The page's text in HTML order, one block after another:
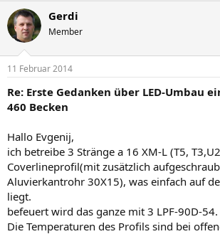
Gerdi
Member
11 Februar 2014
Re: Erste Gedanken über LED-Umbau
460 Becken
Hallo Evgenij,
ich betreibe 3 Stränge a 16 XM-L (T5,
Coverlineprofil(mit zusätzlich
Aluvierkantrohr 30X15), was einfach auf
liegt.
befeuert wird das ganze mit 3 LPF-90D-54.
Die Temperaturen des Profils sind bei